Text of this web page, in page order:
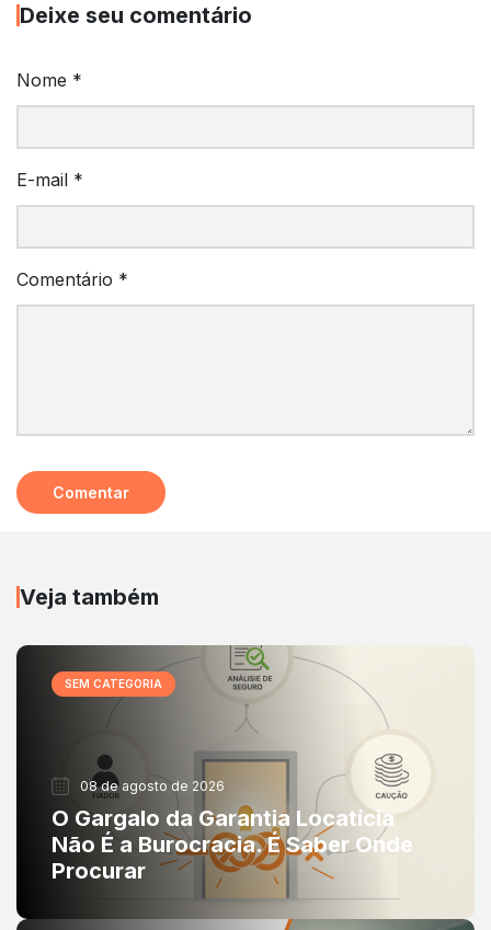
Deixe seu comentário
Comentário *
Nome *
E-mail *
Veja também
SEM CATEGORIA
08 de agosto de 2026
O Gargalo da Garantia Locatícia
Não É a Burocracia. É Saber Onde
Procurar